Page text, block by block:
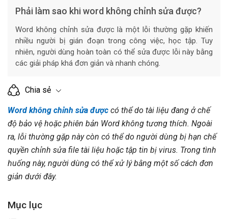
Phải làm sao khi word không chỉnh sửa được?
Word không chỉnh sửa được là một lỗi thường gặp khiến
nhiều người bị gián đoạn trong công việc, học tập. Tuy
nhiên, người dùng hoàn toàn có thể sửa được lỗi này bằng
các giải pháp khá đơn giản và nhanh chóng.
Chia sẻ
Word không chỉnh sửa được có thể do tài liệu đang ở chế
độ bảo vệ hoặc phiên bản Word không tương thích. Ngoài
ra, lỗi thường gặp này còn có thể do người dùng bị hạn chế
quyền chỉnh sửa file tài liệu hoặc tập tin bị virus. Trong tình
huống này, người dùng có thể xử lý bằng một số cách đơn
giản dưới đây.
Mục lục